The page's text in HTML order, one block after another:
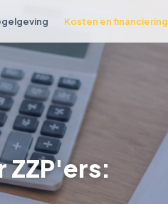
Kosten en financiering
ZZP'ers: